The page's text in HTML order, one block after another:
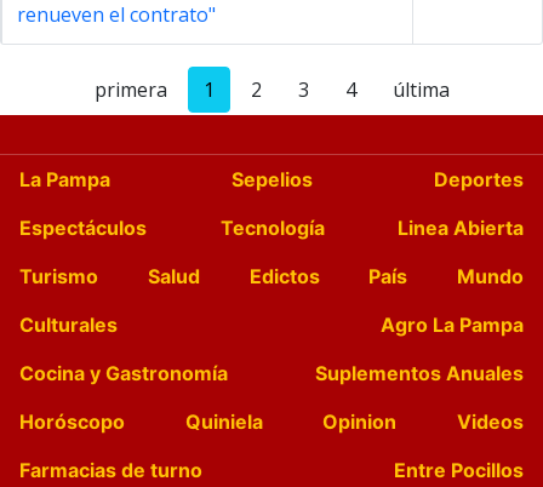
renueven el contrato"
primera 1 2 3 4 última
La Pampa Sepelios
Deportes
Espectáculos
Tecnología
Linea Abierta
Turismo
Salud Edictos País
Mundo
Culturales
Agro La Pampa
Cocina y Gastronomía
Suplementos Anuales
Horóscopo
Quiniela Opinion
Videos
Farmacias de turno
Entre Pocillos